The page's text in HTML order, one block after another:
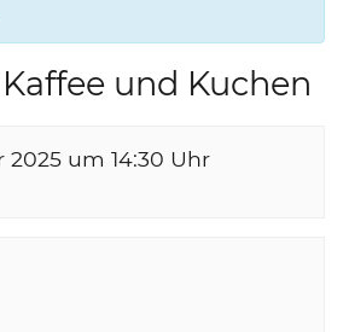
und Kuchen
2025 um 14:30 Uhr